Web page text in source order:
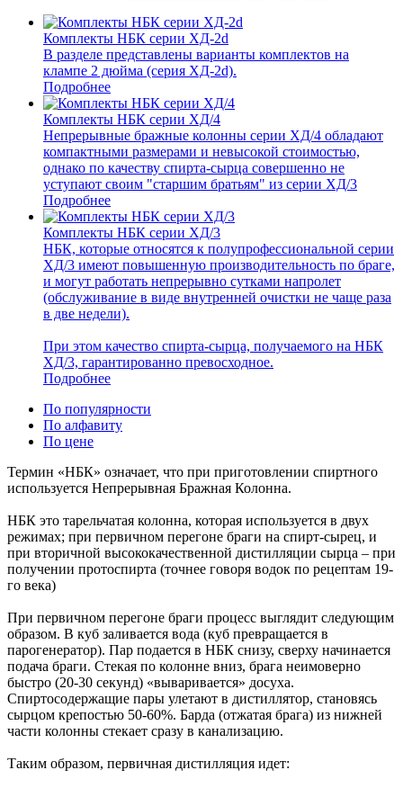
Комплекты НБК серии ХД-2d
В разделе представлены варианты комплектов на
клампе 2 дюйма (серия ХД-2d).
Подробнее
Комплекты НБК серии ХД/4
Непрерывные бражные колонны серии ХД/4 обладают
компактными размерами и невысокой стоимостью,
однако по качеству спирта-сырца совершенно не
уступают своим "старшим братьям" из серии ХД/3
Подробнее
Комплекты НБК серии ХД/3
НБК, которые относятся к полупрофессиональной серии
ХД/3 имеют повышенную производительность по браге,
и могут работать непрерывно сутками напролет
(обслуживание в виде внутренней очистки не чаще раза
в две недели).
При этом качество спирта-сырца, получаемого на НБК
ХД/3, гарантированно превосходное.
Подробнее
По популярности
По алфавиту
По цене
Термин «НБК» означает, что при приготовлении спиртного
используется Непрерывная Бражная Колонна.
НБК это тарельчатая колонна, которая используется в двух
режимах; при первичном перегоне браги на спирт-сырец, и
при вторичной высококачественной дистилляции сырца – при
получении протоспирта (точнее говоря водок по рецептам 19-
го века)
При первичном перегоне браги процесс выглядит следующим
образом. В куб заливается вода (куб превращается в
парогенератор). Пар подается в НБК снизу, сверху начинается
подача браги. Стекая по колонне вниз, брага неимоверно
быстро (20-30 секунд) «вываривается» досуха.
Спиртосодержащие пары улетают в дистиллятор, становясь
сырцом крепостью 50-60%. Барда (отжатая брага) из нижней
части колонны стекает сразу в канализацию.
Таким образом, первичная дистилляция идет: